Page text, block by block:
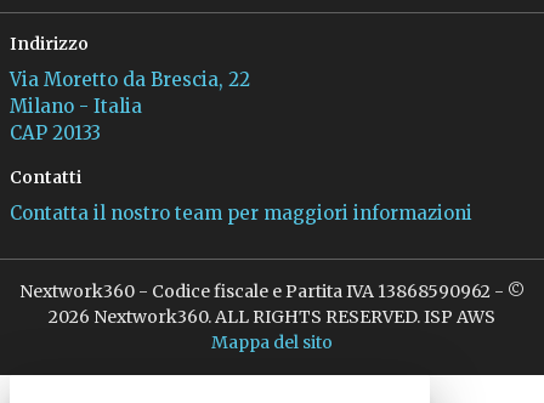
Indirizzo
Via Moretto da Brescia, 22
Milano - Italia
CAP 20133
Contatti
Contatta il nostro team per maggiori informazioni
Nextwork360 - Codice fiscale e Partita IVA 13868590962 - ©
2026 Nextwork360. ALL RIGHTS RESERVED. ISP AWS
Mappa del sito